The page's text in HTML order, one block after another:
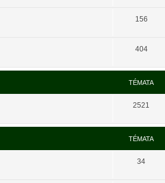
156
404
TÉMATA
2521
TÉMATA
34